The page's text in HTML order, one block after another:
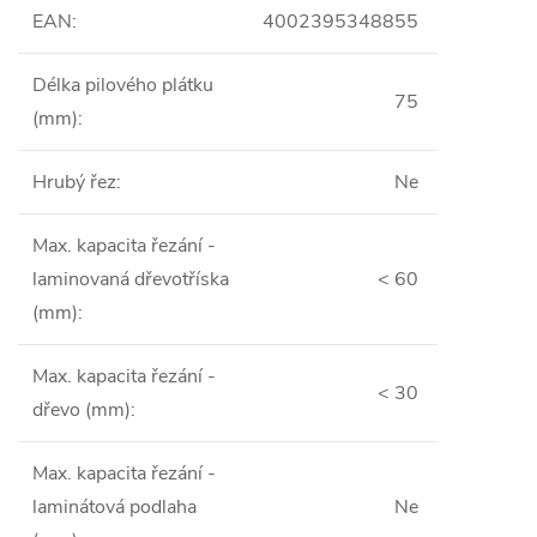
EAN: 4002395348855
Délka pilového plátku
(mm):
75
Hrubý řez: Ne
Max. kapacita řezání -
laminovaná dřevotříska
(mm):
< 60
Max. kapacita řezání -
dřevo (mm):
< 30
Max. kapacita řezání -
laminátová podlaha
Ne